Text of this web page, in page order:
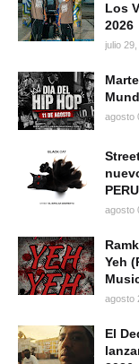
Los
2026
julio
agosto
agosto
Yeh
agosto
El